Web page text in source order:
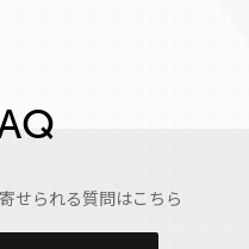
せられる質問はこちら